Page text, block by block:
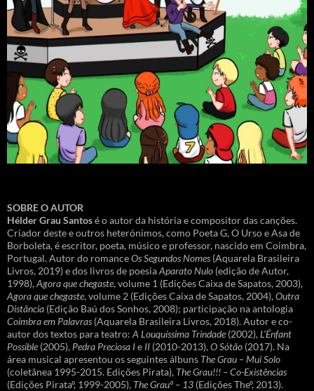
SOBRE O AUTOR
Hélder Grau Santosé o autor da história e compositor das canções.
Criador deste e outros heterónimos, como Poeta G, O Urso e Asa de
Borboleta, é escritor, poeta, músico e professor, nascido em Coimbra,
Portugal. Autor do romanceOs Segundos Nomes (Aquarela Brasileira
Livros, 2019) e dos livros de poesiaAparato Nulo (edição de Autor,
1998),Agora que chegaste, volume 1 (Edições Caixa de Sapatos, 2003),
Agora que chegaste, volume 2 (Edições Caixa de Sapatos, 2004),Outra
Distância (Edição Baú dos Sonhos, 2008); participação na antologia
Coimbra em Palavras (Aquarela Brasileira Livros, 2018). Autor e co-
autor dos textos para teatro: A Louquíssima Trindade (2002),L’Énfant
Possible (2005), Pedra Preciosa Ie II (2010-2013),O Sótão (2017). Na
área musical apresentou os seguintes álbuns The Grau – Mui Solo
(coletânea 1995-2015. Edições Pirata), The Grau!!! – Co-Existências
(Edições Pirataº, 1999-2005), The Grauº – 13 (Edições Theº, 2013).